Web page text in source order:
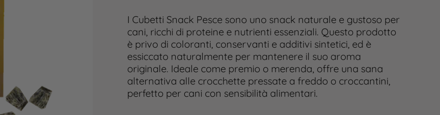
I Cubetti Snack Pesce sono uno snack naturale e gustoso per
cani, ricchi di proteine e nutrienti essenziali. Questo prodotto
è privo di coloranti, conservanti e additivi sintetici, ed è
essiccato naturalmente per mantenere il suo aroma
originale. Ideale come premio o merenda, offre una sana
alternativa alle crocchette pressate a freddo o croccantini,
perfetto per cani con sensibilità alimentari.